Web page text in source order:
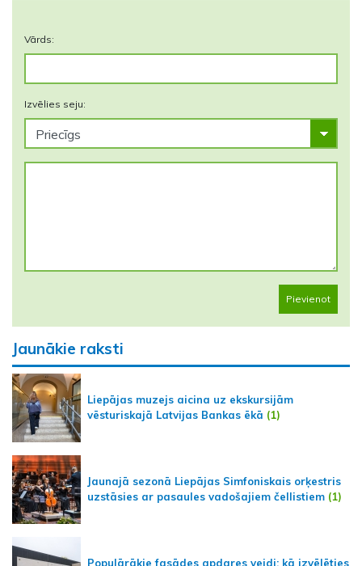
Vārds:
Izvēlies seju:
Pievienot
Jaunākie raksti
Liepājas muzejs aicina uz ekskursijām
vēsturiskajā Latvijas Bankas ēkā (1)
Jaunajā sezonā Liepājas Simfoniskais orķestris
uzstāsies ar pasaules vadošajiem čellistiem (1)
Populārākie fasādes apdares veidi: kā izvēlēties